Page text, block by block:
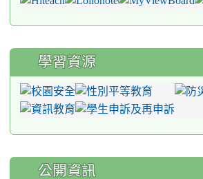
學習資源
公開資訊